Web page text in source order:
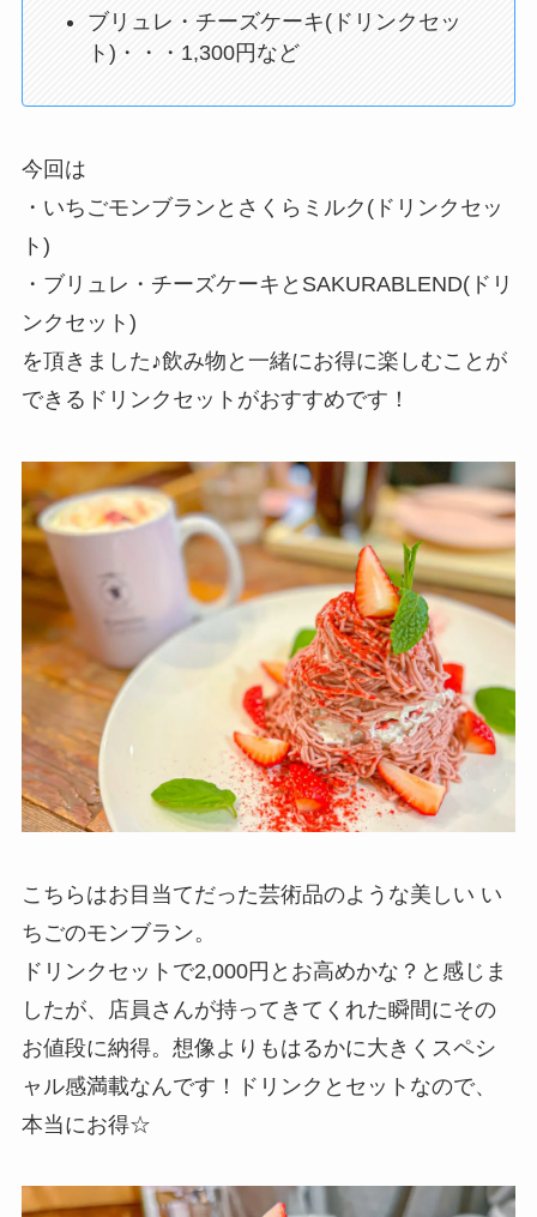
ブリュレ・チーズケーキ(ドリンクセッ
ト)・・・1,300円など
今回は
・いちごモンブランとさくらミルク(ドリンクセッ
ト)
・ブリュレ・チーズケーキとSAKURABLEND(ドリ
ンクセット)
を頂きました♪飲み物と一緒にお得に楽しむことが
できるドリンクセットがおすすめです！
こちらはお目当てだった芸術品のような美しい い
ちごのモンブラン。
ドリンクセットで2,000円とお高めかな？と感じま
したが、店員さんが持ってきてくれた瞬間にその
お値段に納得。想像よりもはるかに大きくスペシ
ャル感満載なんです！ドリンクとセットなので、
本当にお得☆